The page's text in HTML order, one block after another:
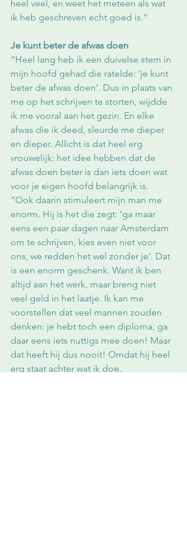
heel veel, en weet het meteen als wat
ik heb geschreven echt goed is.”
Je kunt beter de afwas doen
“Heel lang heb ik een duivelse stem in
mijn hoofd gehad die ratelde: ‘je kunt
beter de afwas doen’. Dus in plaats van
me op het schrijven te storten, wijdde
ik me vooral aan het gezin. En elke
afwas die ik deed, sleurde me dieper
en dieper. Allicht is dat heel erg
vrouwelijk: het idee hebben dat de
afwas doen beter is dan iets doen wat
voor je eigen hoofd belangrijk is.
“Ook daarin stimuleert mijn man me
enorm. Hij is het die zegt: ‘ga maar
eens een paar dagen naar Amsterdam
om te schrijven, kies even niet voor
ons, we redden het wel zonder je’. Dat
is een enorm geschenk. Want ik ben
altijd aan het werk, maar breng niet
veel geld in het laatje. Ik kan me
voorstellen dat veel mannen zouden
denken: je hebt toch een diploma, ga
daar eens iets nuttigs mee doen! Maar
dat heeft hij dus nooit! Omdat hij heel
erg staat achter wat ik doe.